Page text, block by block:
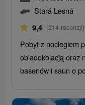
Stará Lesná
9,4 (214 recenzji)
Pobyt z noclegiem
obiadokolacją oraz
basenów i saun o